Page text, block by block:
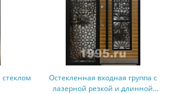
Остекленная входная группа с
лазерной резкой и длинной